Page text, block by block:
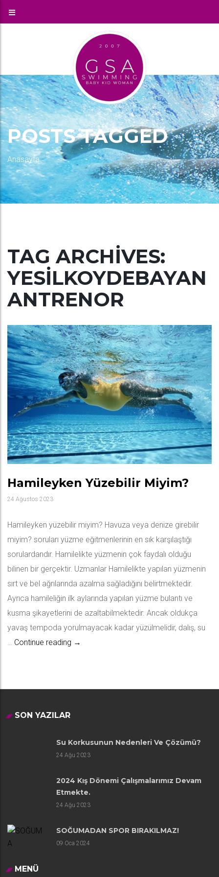
POSTS TAGGED
Anasayfa
TAG ARCHIVES:
YESILKOYDEBAYAN
ANTRENOR
Hamileyken Yüzebilir Miyim?
24 Ağustos 2023
Hamileyken yüzebilir miyim? Havuza veya denize girebilir
miyim? soruları yüzme eğitmenlerinin en sık karşılaştığı
sorulardandır. Hamilelikte yüzmenin çok faydalı olduğu
bilinen bir gerçektir. Uzmanlar Hamilelikte yapılan yüzmenin
sırt ve bel ağrılarında azalma sağladığını belirtmektedir.
Ayrıca hamileliğin ilk aylarında yapılan yüzme bulantı ve
kusma şikayetlerini de azaltabilmektedir. Ancak oldukça
yavaş tempoda yorulmayacak kadar yüzülmelidir, dalış, su
… Continue reading Hamileyken Yüzebilir Miyim?
→
SON YAZILAR
Su Korkusunun Nedenleri Ve Çözümü?
24 Ağu 2023
2024 Kış Dönemi Çalışmalarımız Devam
Etmekte.
24 Ağu 2023
SOĞUMADAN SPOR BIRAKILMAZ!
09 Oca 2024
MENÜ